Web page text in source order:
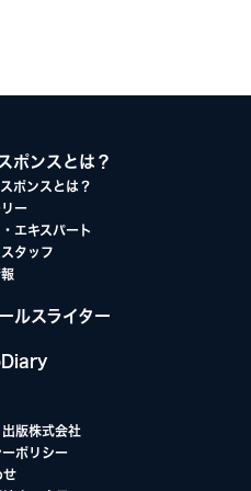
ポンスとは？
ポンスとは？
ー
エキスパート
タッフ
ルスライター
出版株式会社
ーポリシー
せ